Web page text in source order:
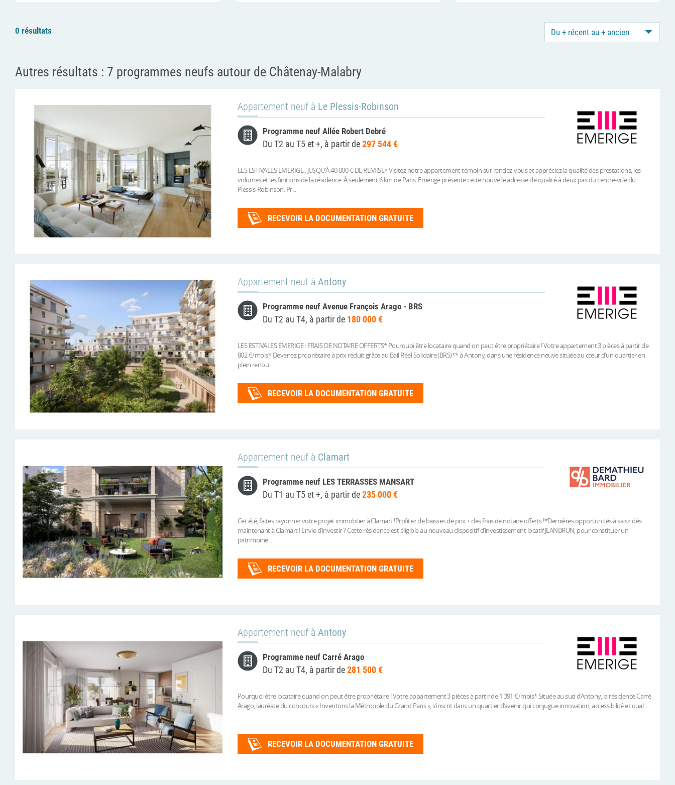
0 résultats Du + récent au + ancien
Autres résultats : 7 programmes neufs autour de Châtenay-Malabry
Appartement neuf à Le Plessis-Robinson
Programme neuf Allée Robert Debré
Du T2 au T5 et +, à partir de297 544 €
LES ESTIVALES EMERIGE : JUSQU'À 40 000 € DE REMISE* Visitez notre appartement témoin sur rendez-vous et appréciez la qualité des prestations, les
volumes et les finitions de la résidence. À seulement 6 km de Paris, Emerige présente cette nouvelle adresse de qualité à deux pas du centre-ville du
Plessis-Robinson. Pr...
RECEVOIR LA DOCUMENTATION GRATUITE
Appartement neuf à Antony
Programme neuf Avenue François Arago - BRS
Du T2 au T4, à partir de 180 000 €
LES ESTIVALES EMERIGE : FRAIS DE NOTAIRE OFFERTS* Pourquoi être locataire quand on peut être propriétaire ! Votre appartement 3 pièces à partir de
802 €/mois* Devenez propriétaire à prix réduit grâce au Bail Réel Solidaire (BRS)** à Antony, dans une résidence neuve située au cœur d’un quartier en
plein renou...
RECEVOIR LA DOCUMENTATION GRATUITE
Appartement neuf à Clamart
Programme neuf LES TERRASSES MANSART
Du T1 au T5 et +, à partir de235 000 €
Cet été, faites rayonner votre projet immobilier à Clamart !Profitez de baisses de prix + des frais de notaire offerts !*Dernières opportunités à saisir dès
maintenant à Clamart ! Envie d’investir ? Cette résidence est éligible au nouveau dispositif d’investissement locatif JEANBRUN, pour constituer un
patrimoine...
RECEVOIR LA DOCUMENTATION GRATUITE
Appartement neuf à Antony
Programme neuf Carré Arago
Du T2 au T4, à partir de281 500 €
Pourquoi être locataire quand on peut être propriétaire ! Votre appartement 3 pièces à partir de 1 391 €/mois* Située au sud d’Antony, la résidence Carré
Arago, lauréate du concours « Inventons la Métropole du Grand Paris », s’inscrit dans un quartier d’avenir qui conjugue innovation, accessibilité et qual...
RECEVOIR LA DOCUMENTATION GRATUITE